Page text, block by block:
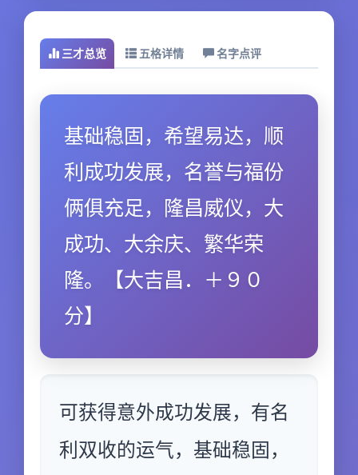
三才总览 五格详情 名字点评
基础稳固，希望易达，顺
利成功发展，名誉与福份
俩俱充足，隆昌威仪，大
成功、大余庆、繁华荣
隆。【大吉昌．＋９０
分】
可获得意外成功发展，有名
利双收的运气，基础稳固，